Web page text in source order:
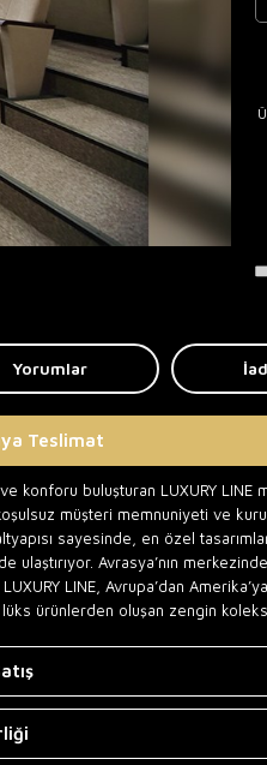
Yorumlar
Teslimat
konforu buluşturan LUXURY LINE
müşteri memnuniyeti ve
sayesinde, en özel
ulaştırıyor. Avrasya’nın
LUXURY LINE, Avrupa’dan
ürünlerden oluşan zengin